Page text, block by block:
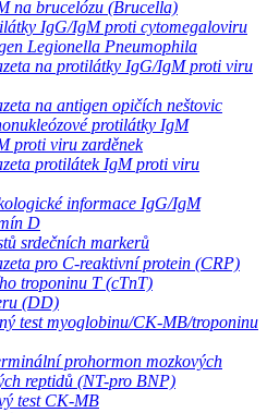
na brucelózu (Brucella)
IgG/IgM proti cytomegaloviru
Legionella Pneumophila
na protilátky IgG/IgM proti viru
na antigen opičích neštovic
protilátky IgM
proti viru zarděnek
protilátek IgM proti viru
informace IgG/IgM
D
srdečních markerů
pro C-reaktivní protein (CRP)
troponinu T (cTnT)
(DD)
test myoglobinu/CK-MB/troponinu
prohormon mozkových
reptidů (NT-pro BNP)
test CK-MB